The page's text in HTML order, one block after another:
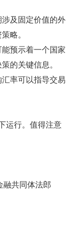
及固定价值的外
略。
预示着一个国家
的关键信息。
率可以指导交易
运行。值得注意
融共同体法郎